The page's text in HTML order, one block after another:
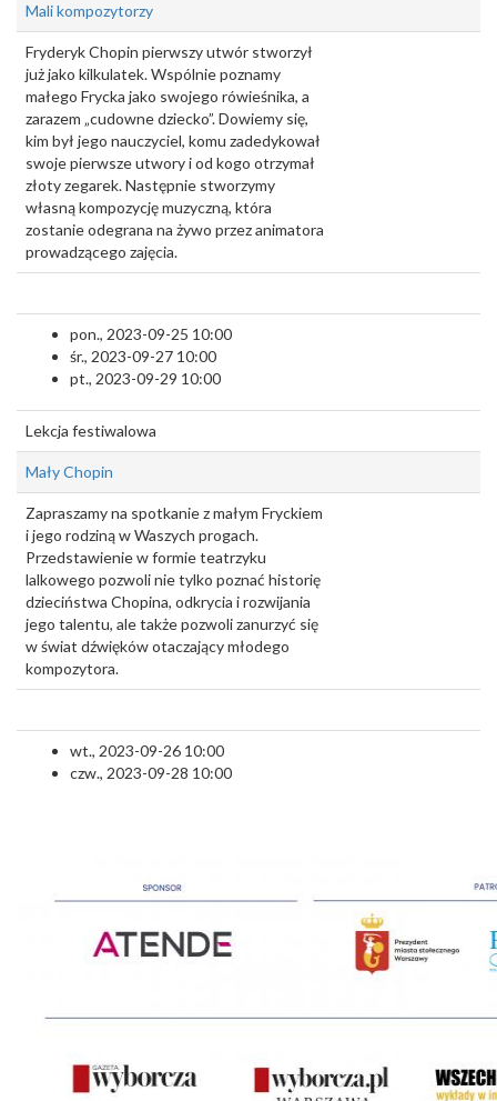
Mali kompozytorzy
Fryderyk Chopin pierwszy utwór stworzył
już jako kilkulatek. Wspólnie poznamy
małego Frycka jako swojego rówieśnika, a
zarazem „cudowne dziecko”. Dowiemy się,
kim był jego nauczyciel, komu zadedykował
swoje pierwsze utwory i od kogo otrzymał
złoty zegarek. Następnie stworzymy
własną kompozycję muzyczną, która
zostanie odegrana na żywo przez animatora
prowadzącego zajęcia.
pon., 2023-09-25 10:00
śr., 2023-09-27 10:00
pt., 2023-09-29 10:00
Lekcja festiwalowa
Mały Chopin
Zapraszamy na spotkanie z małym Fryckiem
i jego rodziną w Waszych progach.
Przedstawienie w formie teatrzyku
lalkowego pozwoli nie tylko poznać historię
dzieciństwa Chopina, odkrycia i rozwijania
jego talentu, ale także pozwoli zanurzyć się
w świat dźwięków otaczający młodego
kompozytora.
wt., 2023-09-26 10:00
czw., 2023-09-28 10:00